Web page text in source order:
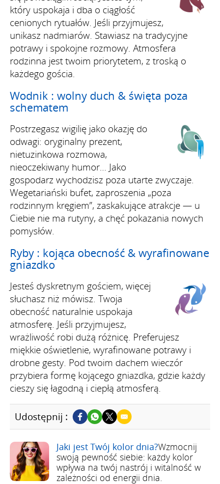
który uspokaja i dba o ciągłość
cenionych rytuałów. Jeśli przyjmujesz,
unikasz nadmiarów. Stawiasz na tradycyjne
potrawy i spokojne rozmowy. Atmosfera
rodzinna jest twoim priorytetem, z troską o
każdego gościa.
Wodnik : wolny duch & święta poza
schematem
Postrzegasz wigilię jako okazję do
odwagi: oryginalny prezent,
nietuzinkowa rozmowa,
nieoczekiwany humor… Jako
gospodarz wychodzisz poza utarte zwyczaje.
Wegetariański bufet, zaproszenia „poza
rodzinnym kręgiem”, zaskakujące atrakcje — u
Ciebie nie ma rutyny, a chęć pokazania nowych
pomysłów.
Ryby : kojąca obecność & wyrafinowane
gniazdko
Jesteś dyskretnym gościem, więcej
słuchasz niż mówisz. Twoja
obecność naturalnie uspokaja
atmosferę. Jeśli przyjmujesz,
wrażliwość robi dużą różnicę. Preferujesz
miękkie oświetlenie, wyrafinowane potrawy i
drobne gesty. Pod twoim dachem wieczór
przybiera formę kojącego gniazdka, gdzie każdy
cieszy się łagodną i ciepłą atmosferą.
Udostępnij :
Jaki jest Twój kolor dnia?Wzmocnij
swoją pewność siebie: każdy kolor
wpływa na twój nastrój i witalność w
zależności od energii dnia.